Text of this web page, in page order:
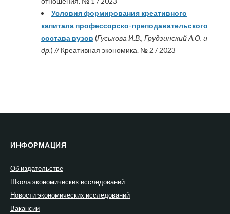
Условия формирования креативного
капитала профессорско-преподавательского
состава вузов (Гуськова И.В., Грудзинский А.О. и
др.) // Креативная экономика. № 2 / 2023
ИНФОРМАЦИЯ
Об издательстве
Школа экономических исследований
Новости экономических исследований
Вакансии